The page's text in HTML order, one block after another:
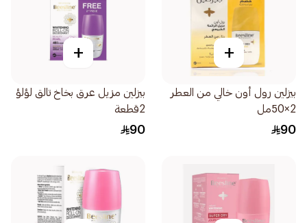
+
بيزلين رول أون خالي من العطر
2×50مل
90
+
بيزلين مزيل عرق بخاخ تالق لؤلؤ
2قطعة
90